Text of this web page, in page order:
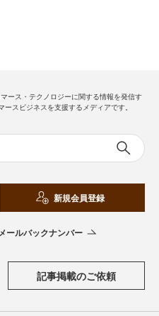
ース・テクノロジーに関する情報を発信す
ースビジネスを支援するメディアです。
新規会員登録
ールバックナンバー
記事掲載のご依頼